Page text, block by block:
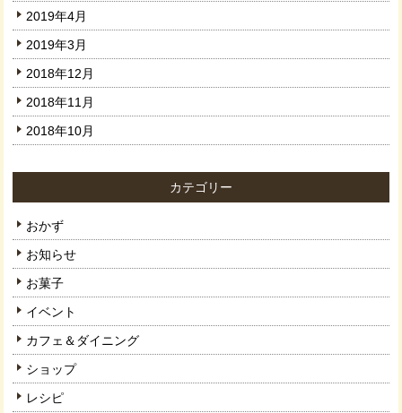
2019年4月
2019年3月
2018年12月
2018年11月
2018年10月
カテゴリー
おかず
お知らせ
お菓子
イベント
カフェ＆ダイニング
ショップ
レシピ